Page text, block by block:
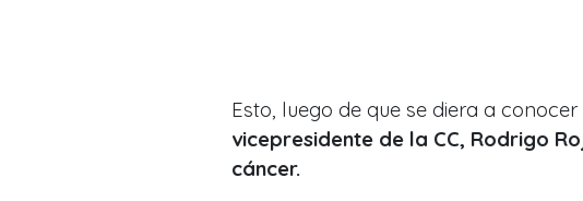
Esto, luego de que se diera a
vicepresidente de la CC, Rodrigo
cáncer.